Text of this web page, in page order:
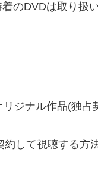
のDVDは取り扱
ジナル作品(独
約して視聴する方